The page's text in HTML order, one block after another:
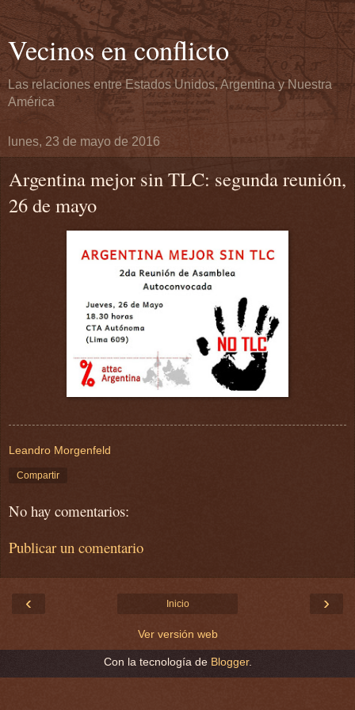
Vecinos en conflicto
Las relaciones entre Estados Unidos, Argentina y Nuestra
América
lunes, 23 de mayo de 2016
Argentina mejor sin TLC: segunda reunión,
26 de mayo
Leandro Morgenfeld
Compartir
No hay comentarios:
Publicar un comentario
‹ ›
Inicio
Ver versión web
Con la tecnología de Blogger.